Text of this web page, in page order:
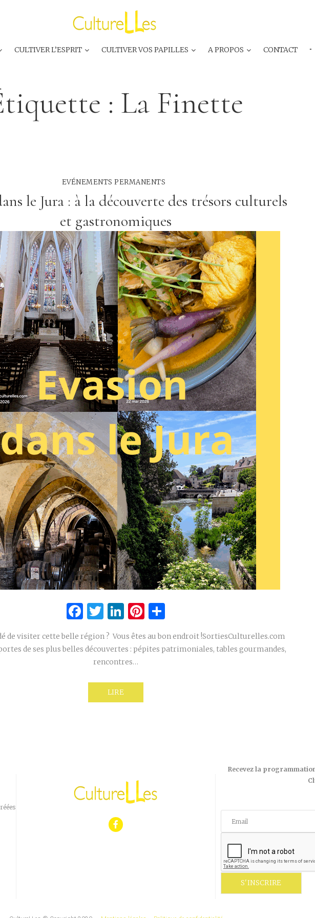
CULTIVER L’ESPRIT CULTIVER VOS PAPILLES A PROPOS CONTACT ···
: La Finette
EVÉNEMENTS PERMANENTS
le Jura : à la découverte des trésors culturels
et gastronomiques
Facebook
Twitter
LinkedIn
Pinterest
de visiter cette belle région ? Vous êtes au bon endroit !SortiesCulturelles.com
de ses plus belles découvertes : pépites patrimoniales, tables gourmandes,
rencontres…
LIRE
Recevez la